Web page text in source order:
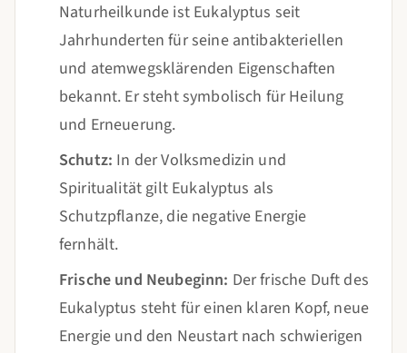
Naturheilkunde ist Eukalyptus seit
Jahrhunderten für seine antibakteriellen
und atemwegsklärenden Eigenschaften
bekannt. Er steht symbolisch für Heilung
und Erneuerung.
Schutz: In der Volksmedizin und
Spiritualität gilt Eukalyptus als
Schutzpflanze, die negative Energie
fernhält.
Frische und Neubeginn: Der frische Duft des
Eukalyptus steht für einen klaren Kopf, neue
Energie und den Neustart nach schwierigen